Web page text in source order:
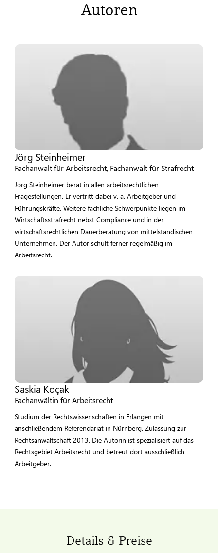
Autoren
Jörg Steinheimer
Fachanwalt für Arbeitsrecht, Fachanwalt für Strafrecht
Jörg Steinheimer berät in allen arbeitsrechtlichen
Fragestellungen. Er vertritt dabei v. a. Arbeitgeber und
Führungskräfte. Weitere fachliche Schwerpunkte liegen im
Wirtschaftsstrafrecht nebst Compliance und in der
wirtschaftsrechtlichen Dauerberatung von mittelständischen
Unternehmen. Der Autor schult ferner regelmäßig im
Arbeitsrecht.
Saskia Koçak
Fachanwältin für Arbeitsrecht
Studium der Rechtswissenschaften in Erlangen mit
anschließendem Referendariat in Nürnberg. Zulassung zur
Rechtsanwaltschaft 2013. Die Autorin ist spezialisiert auf das
Rechtsgebiet Arbeitsrecht und betreut dort ausschließlich
Arbeitgeber.
Details & Preise